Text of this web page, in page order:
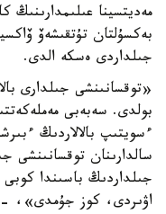
مەديتسينا عىلىمدارىنىڭ
بەكسۇلتان تۇتقىشەۆ
جىلداردى ەسكە الدى.
«توقسانىنشى جىلدارى
بولدى. سەبەبى
ءسويتىپ بالالاردىڭ
سالدارىنان توقسانىنشى
اۋىردى، كوز جۇمدى»، -